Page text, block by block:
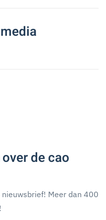
de cao
nieuwsbrief! Meer dan 400